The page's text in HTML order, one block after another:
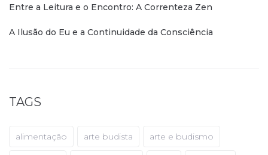
Entre a Leitura e o Encontro: A Correnteza Zen
A Ilusão do Eu e a Continuidade da Consciência
TAGS
alimentação arte budista arte e budismo